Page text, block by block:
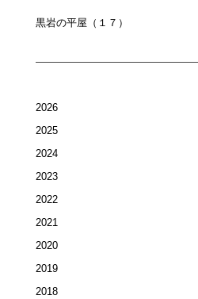
黒岩の平屋（１７）
2026
2025
2024
2023
2022
2021
2020
2019
2018